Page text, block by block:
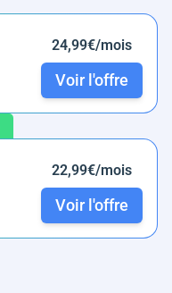
24,99€/mois
Voir l'offre
22,99€/mois
Voir l'offre